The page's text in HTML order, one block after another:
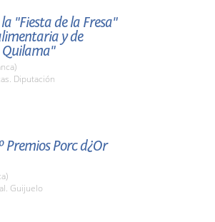
"Fiesta de la Fresa"
y de
Quilama"
Diputación
Premios Porc d¿Or
Guijuelo